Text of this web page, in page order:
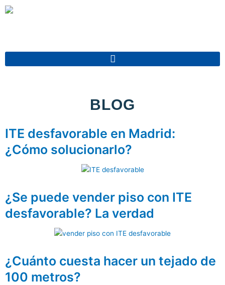
BLOG
ITE desfavorable en Madrid:
¿Cómo solucionarlo?
¿Se puede vender piso con ITE
desfavorable? La verdad
¿Cuánto cuesta hacer un tejado de
100 metros?